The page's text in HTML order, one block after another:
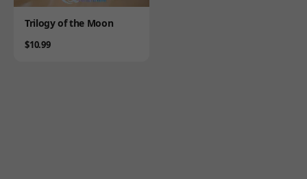
Product
Trilogy of the Moon
Price
$10.99